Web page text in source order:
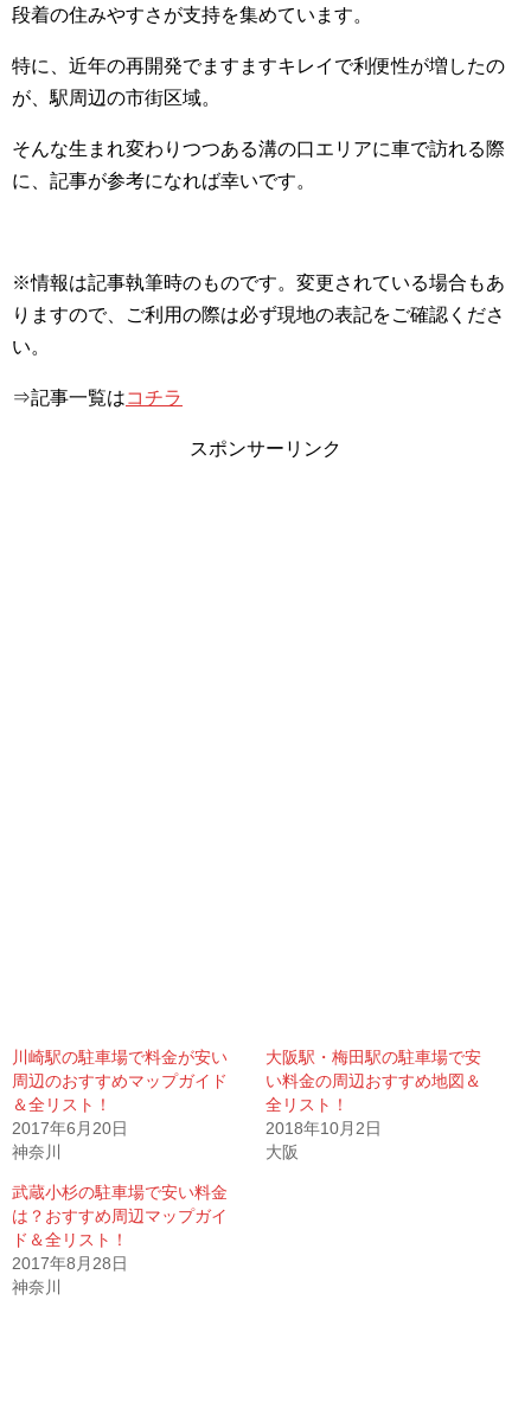
段着の住みやすさが支持を集めています。
特に、近年の再開発でますますキレイで利便性が増したの
が、駅周辺の市街区域。
そんな生まれ変わりつつある溝の口エリアに車で訪れる際
に、記事が参考になれば幸いです。
※情報は記事執筆時のものです。変更されている場合もあ
りますので、ご利用の際は必ず現地の表記をご確認くださ
い。
⇒記事一覧はコチラ
スポンサーリンク
川崎駅の駐車場で料金が安い
周辺のおすすめマップガイド
＆全リスト！
2017年6月20日
神奈川
大阪駅・梅田駅の駐車場で安
い料金の周辺おすすめ地図＆
全リスト！
2018年10月2日
大阪
武蔵小杉の駐車場で安い料金
は？おすすめ周辺マップガイ
ド＆全リスト！
2017年8月28日
神奈川